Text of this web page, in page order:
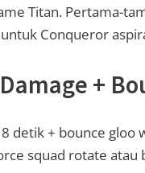
Titan. Pertama-
Conqueror
+
detik + bounce gloo
squad rotate atau